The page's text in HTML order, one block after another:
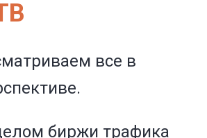
все в
биржи трафика